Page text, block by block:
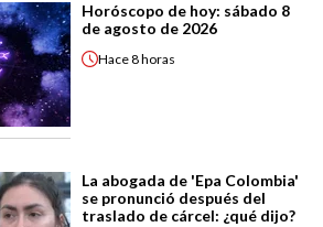
Horóscopo de hoy: sábado 8
de agosto de 2026
Hace8 horas
La abogada de 'Epa Colombia'
se pronunció después del
traslado de cárcel: ¿qué dijo?